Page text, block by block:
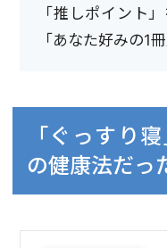
「推しポイント
「あなた好みの1
「ぐっすり
の健康法だっ